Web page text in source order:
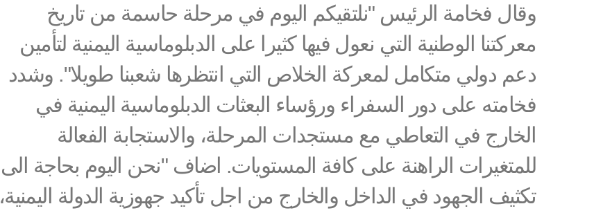
وقال فخامة الرئيس "نلتقيكم اليوم في مرحلة حاسمة من تاريخ
معركتنا الوطنية التي نعول فيها كثيرا على الدبلوماسية اليمنية لتأمين
دعم دولي متكامل لمعركة الخلاص التي انتظرها شعبنا طويلا". وشدد
فخامته على دور السفراء ورؤساء البعثات الدبلوماسية اليمنية في
الخارج في التعاطي مع مستجدات المرحلة، والاستجابة الفعالة
للمتغيرات الراهنة على كافة المستويات. اضاف "نحن اليوم بحاجة الى
تكثيف الجهود في الداخل والخارج من اجل تأكيد جهوزية الدولة اليمنية،